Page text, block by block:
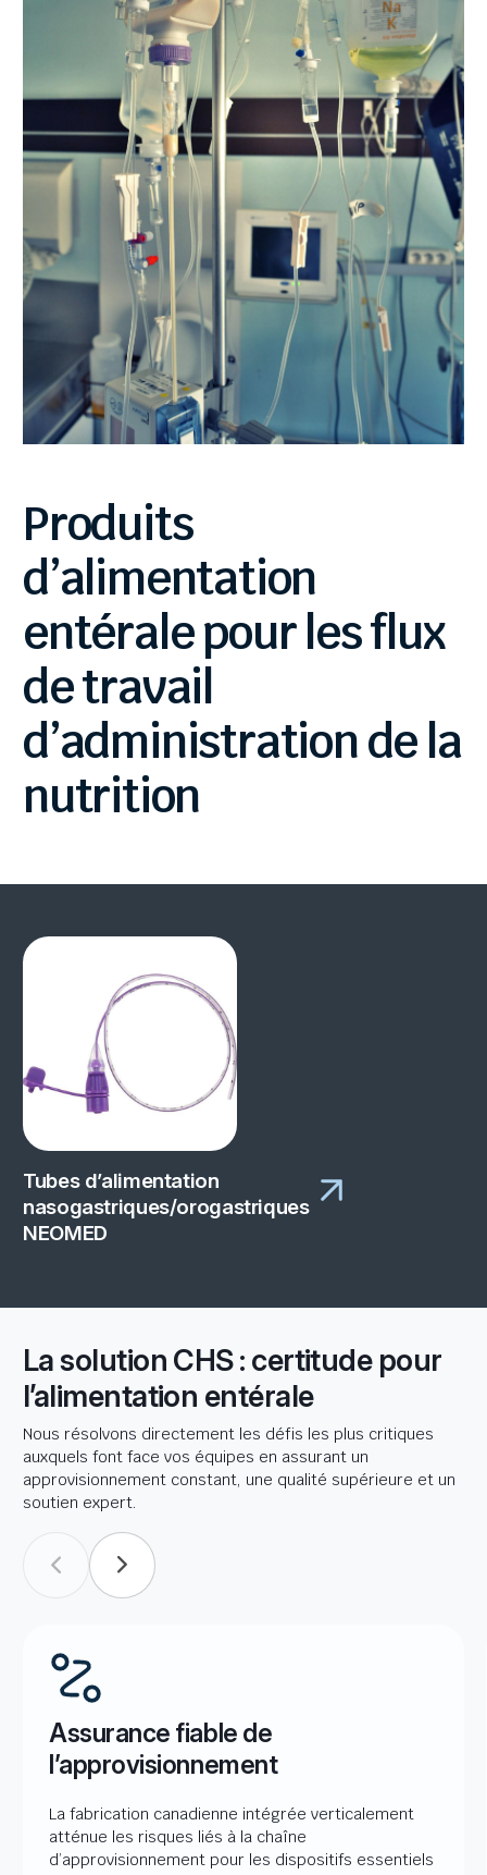
Produits
d’alimentation
entéralepourlesflux
detravail
d’administrationde la
nutrition
Tubes d’alimentation
nasogastriques/orogastriques
NEOMED
La solution CHS : certitude pour
l’alimentation entérale
Nous résolvons directement les défis les plus critiques
auxquels font face vos équipes en assurant un
approvisionnement constant, une qualité supérieure et un
soutien expert.
Assurance fiable de
l’approvisionnement
La fabrication canadienne intégrée verticalement
atténue les risques liés à la chaîne
d’approvisionnement pour les dispositifs essentiels